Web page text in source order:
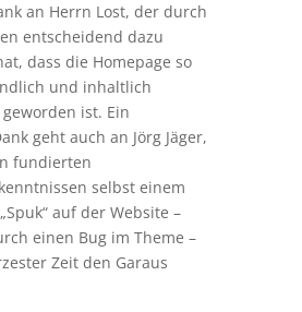
an Herrn Lost, der durch
entscheidend dazu
dass die Homepage so
und inhaltlich
ist. Ein
geht auch an Jörg Jäger,
fundierten
selbst einem
auf der Website –
einen Bug im Theme –
Zeit den Garaus